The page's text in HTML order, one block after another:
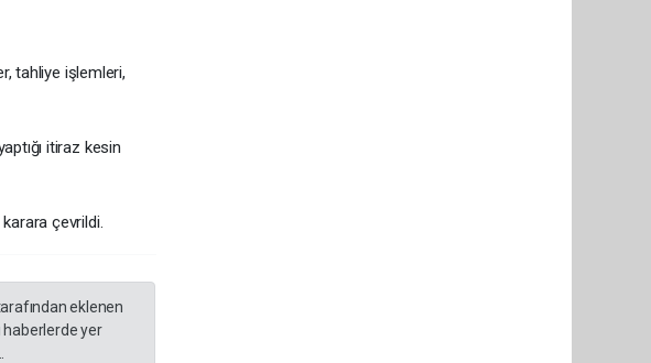
tahliye işlemleri,
itiraz kesin
çevrildi.
eklenen
haberlerde yer